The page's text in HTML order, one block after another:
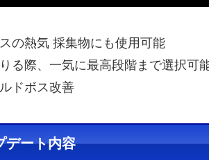
の熱気 採集物にも使用可能
る際、一気に最高段階まで選択可
ドボス改善
デート内容